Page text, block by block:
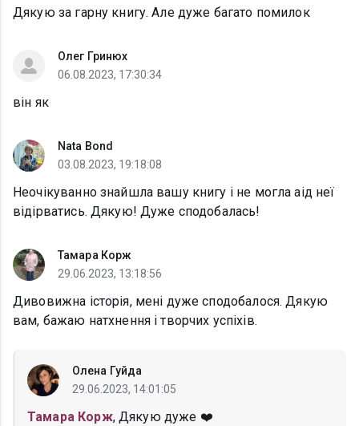
Дякую за гарну книгу. Але дуже багато помилок
Олег Гринюх
06.08.2023, 17:30:34
він як
Nata Bond
03.08.2023, 19:18:08
Неочікуванно знайшла вашу книгу і не могла аід неї
відірватись. Дякую! Дуже сподобалась!
Тамара Корж
29.06.2023, 13:18:56
Дивовижна історія, мені дуже сподобалося. Дякую
вам, бажаю натхнення і творчих успіхів.
Олена Гуйда
29.06.2023, 14:01:05
Тамара Корж, Дякую дуже ❤️